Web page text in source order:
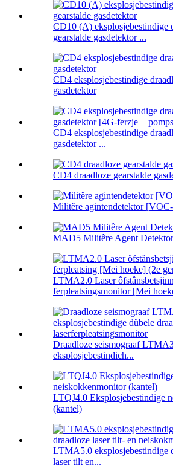
CD10 (A) eksplosjebestindige
gearstalde gasdetektor ...
CD4 eksplosjebestindige
gasdetektor
CD4 eksplosjebestindige
gasdetektor ...
CD4 draadloze gearstalde
Militêre agintendetektor
MAD5 Militêre Agent Detektor
LTMA2.0 Laser
ferpleatsingsmonitor [Mei
Draadloze seismograaf
eksplosjebestindich...
LTQJ4.0 Eksplosjebestindige
(kantel)
LTMA5.0 eksplosjebestindige
laser tilt en...